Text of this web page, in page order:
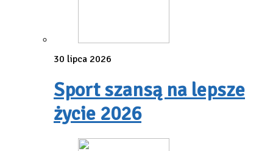
30 lipca 2026
Sport szansą na lepsze
życie 2026